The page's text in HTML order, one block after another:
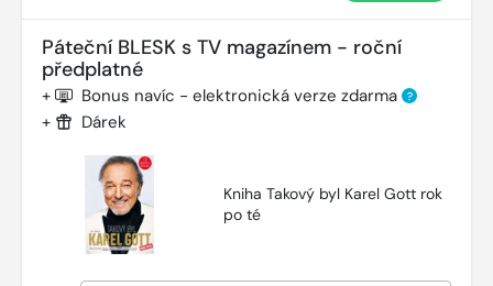
Páteční BLESK s TV magazínem - roční
předplatné
+ Bonus navíc - elektronická verze zdarma ?
+ Dárek
Kniha Takový byl Karel Gott rok
po té